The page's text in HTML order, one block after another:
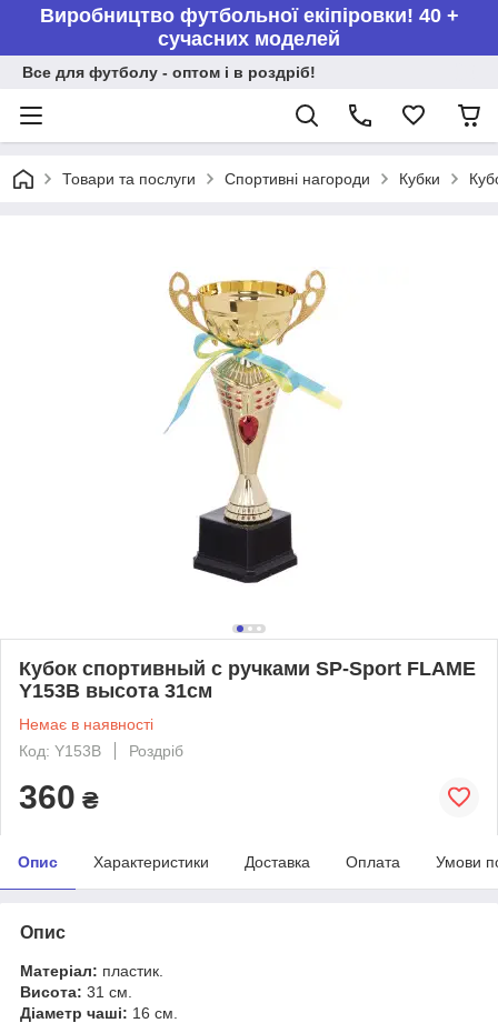
Виробництво футбольної екіпіровки! 40 +
сучасних моделей
Все для футболу - оптом і в роздріб!
Товари та послуги Спортивні нагороди Кубки
Кубок спортивный с ручками SP-Sport FLAME
Y153B высота 31см
Немає в наявності
Код: Y153B
Роздріб
360 ₴
Опис Характеристики Доставка Оплата Умови
Опис
Матеріал: пластик.
Висота: 31 см.
Діаметр чаші: 16 см.